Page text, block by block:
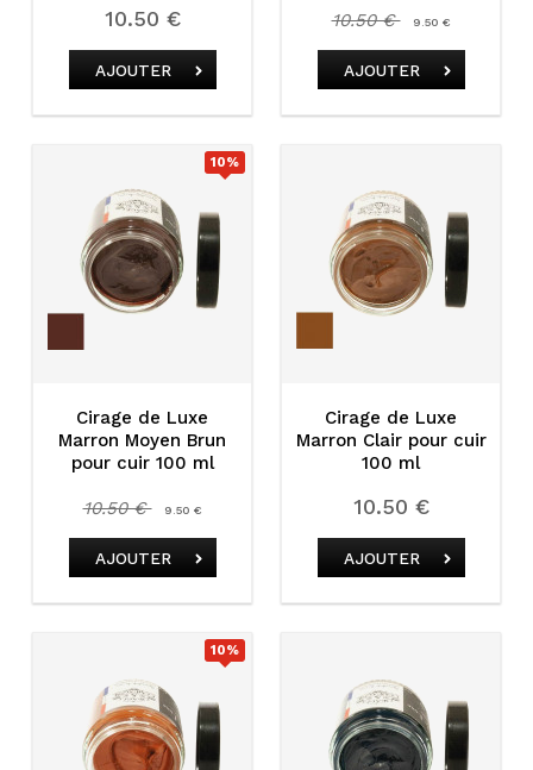
10.50 €
AJOUTER
10.50 € 9.50 €
AJOUTER
10%
Cirage de Luxe
Marron Moyen Brun
pour cuir 100 ml
10.50 € 9.50 €
AJOUTER
Cirage de Luxe
Marron Clair pour cuir
100 ml
10.50 €
AJOUTER
10%